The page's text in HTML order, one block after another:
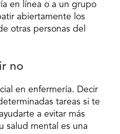
en línea o a un grupo
abiertamente los
otras personas del
no
en enfermería. Decir
tareas si te
a evitar más
salud mental es una